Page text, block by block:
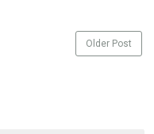
Older Post